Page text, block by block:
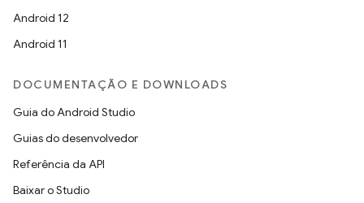
Android 12
Android 11
DOCUMENTAÇÃO E DOWNLOADS
Guia do Android Studio
Guias do desenvolvedor
Referência da API
Baixar o Studio